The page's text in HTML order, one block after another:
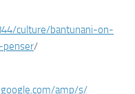
culture/bantunani-on-
penser/
amp/s/